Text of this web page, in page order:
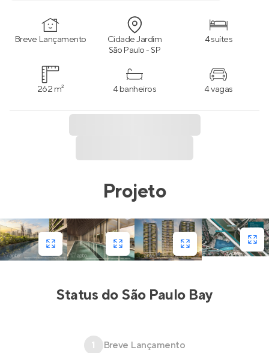
Breve Lançamento Cidade Jardim
São Paulo - SP
4 suítes
262 m² 4 banheiros 4 vagas
Projeto
Status doSão Paulo Bay
1 Breve Lançamento